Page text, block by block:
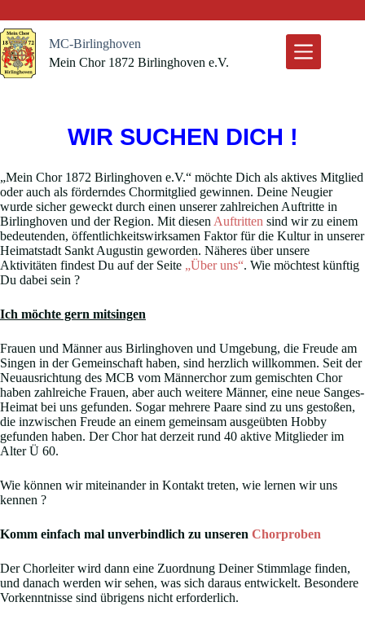
Inhalt
springen
MC-Birlinghoven
Mein Chor 1872 Birlinghoven e.V.
WIR SUCHEN DICH !
„Mein Chor 1872 Birlinghoven e.V.“ möchte Dich als aktives Mitglied
oder auch als förderndes Chormitglied gewinnen. Deine Neugier
wurde sicher geweckt durch einen unserer zahlreichen Auftritte in
Birlinghoven und der Region. Mit diesen Auftritten sind wir zu einem
bedeutenden, öffentlichkeitswirksamen Faktor für die Kultur in unserer
Heimatstadt Sankt Augustin geworden. Näheres über unsere
Aktivitäten findest Du auf der Seite „Über uns“. Wie möchtest künftig
Du dabei sein ?
Ich möchte gern mitsingen
Frauen und Männer aus Birlinghoven und Umgebung, die Freude am
Singen in der Gemeinschaft haben, sind herzlich willkommen. Seit der
Neuausrichtung des MCB vom Männerchor zum gemischten Chor
haben zahlreiche Frauen, aber auch weitere Männer, eine neue Sanges-
Heimat bei uns gefunden. Sogar mehrere Paare sind zu uns gestoßen,
die inzwischen Freude an einem gemeinsam ausgeübten Hobby
gefunden haben. Der Chor hat derzeit rund 40 aktive Mitglieder im
Alter Ü 60.
Wie können wir miteinander in Kontakt treten, wie lernen wir uns
kennen ?
Komm einfach mal unverbindlich zu unseren Chorproben
Der Chorleiter wird dann eine Zuordnung Deiner Stimmlage finden,
und danach werden wir sehen, was sich daraus entwickelt. Besondere
Vorkenntnisse sind übrigens nicht erforderlich.